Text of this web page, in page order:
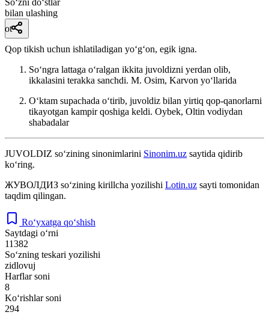
bilan ulashing
ot
Qop tikish uchun ishlatiladigan yoʻgʻon, egik igna.
Soʻngra lattaga oʻralgan ikkita juvoldizni yerdan olib,
ikkalasini terakka sanchdi. M. Osim, Karvon yoʻllarida
Oʻktam supachada oʻtirib, juvoldiz bilan yirtiq qop-qanorlarni
tikayotgan kampir qoshiga keldi. Oybek, Oltin vodiydan
shabadalar
JUVOLDIZ so‘zining sinonimlarini Sinonim.uz saytida qidirib
ko‘ring.
ЖУВОЛДИЗ so‘zining kirillcha yozilishi Lotin.uz sayti tomonidan
taqdim qilingan.
Ro‘yxatga qo‘shish
Saytdagi o‘rni
11382
So‘zning teskari yozilishi
zidlovuj
Harflar soni
8
Ko‘rishlar soni
294